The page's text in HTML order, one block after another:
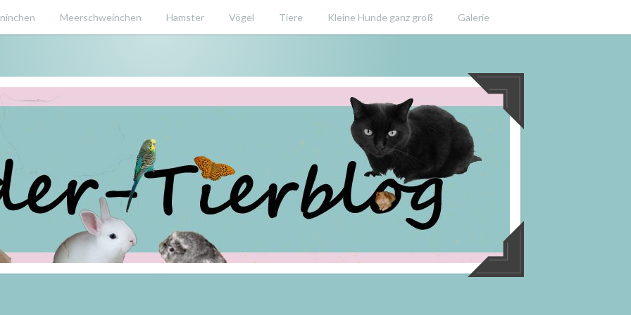
Meerschweinchen Hamster Vögel Tiere Kleine Hunde ganz groß Galerie